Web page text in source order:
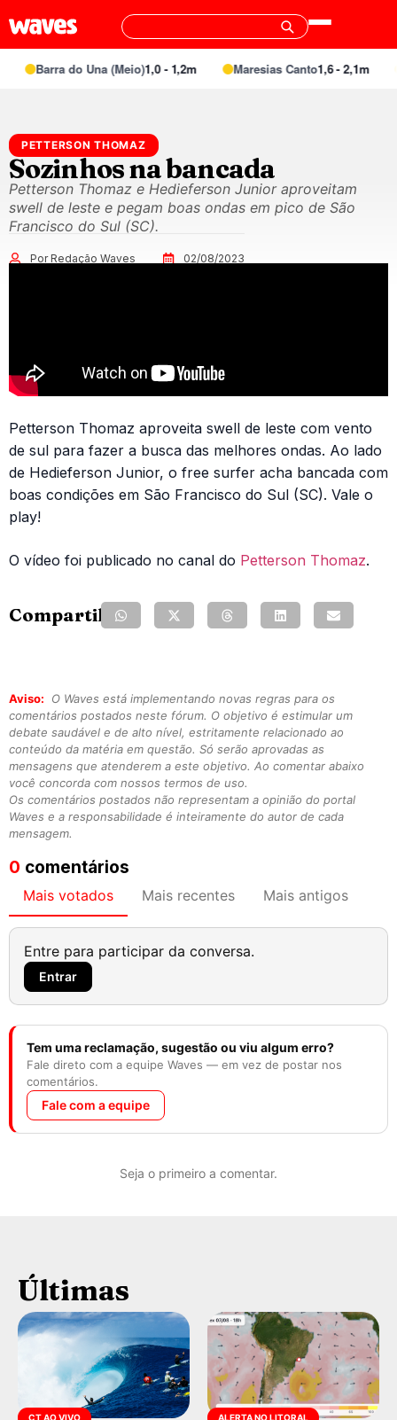
Barra do Una (Meio)1,0 - 1,2m Maresias Canto1,6 - 2,1m
PETTERSON THOMAZ
Sozinhos na bancada
Petterson Thomaz e Hedieferson Junior aproveitam
swell de leste e pegam boas ondas em pico de São
Francisco do Sul (SC).
Por Redação Waves 02/08/2023
Petterson Thomaz aproveita swell de leste com vento
de sul para fazer a busca das melhores ondas. Ao lado
de Hedieferson Junior, o free surfer acha bancada com
boas condições em São Francisco do Sul (SC). Vale o
play!
O vídeo foi publicado no canal do Petterson Thomaz.
Compartilhe:
Aviso:
O Waves está implementando novas regras para os
comentários postados neste fórum. O objetivo é estimular um
debate saudável e de alto nível, estritamente relacionado ao
conteúdo da matéria em questão. Só serão aprovadas as
mensagens que atenderem a este objetivo. Ao comentar abaixo
você concorda com nossos termos de uso.
Os comentários postados não representam a opinião do portal
Waves e a responsabilidade é inteiramente do autor de cada
mensagem.
0 comentários
Mais votados Mais recentes Mais antigos
Entre para participar da conversa.
Entrar
Tem uma reclamação, sugestão ou viu algum erro?
Fale direto com a equipe Waves — em vez de postar nos
comentários.
Fale com a equipe
Seja o primeiro a comentar.
Últimas
CT AO VIVO ALERTA NO LITORAL